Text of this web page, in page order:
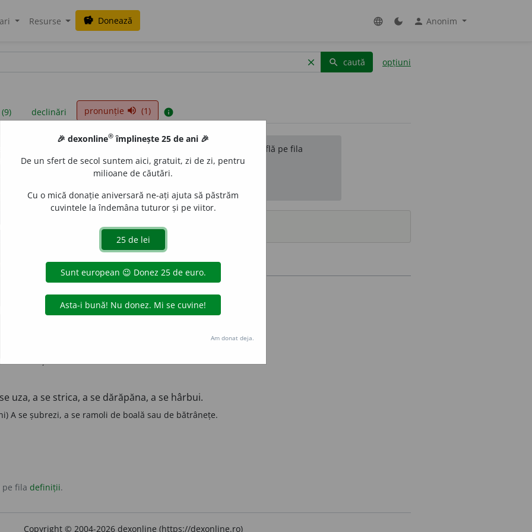
Resurse savings Donează language dark_mode person Anonim
clear search caută opțiuni
declinări pronunție volume_up (1) info
sunt compilate de echipa dexonline. Definițiile originale se află pe fila
reordona filele pe pagina depreferințe.
surse
vehicule uzate, vechi) A face zgomot (mare) în mers.
undeva.
tare și fără rost.
uza, a se strica, a se dărăpăna, a se hârbui.
A se șubrezi, a se ramoli de boală sau de bătrânețe.
pe fila definiții.
Copyright © 2004-2026 dexonline (https://dexonline.ro)
🎉 dexonline® împlinește 25 de ani 🎉
De un sfert de secol suntem aici, gratuit, zi de zi, pentru
milioane de căutări.
Cu o mică donație aniversară ne-ați ajuta să păstrăm
cuvintele la îndemâna tuturor și pe viitor.
Am donat deja.